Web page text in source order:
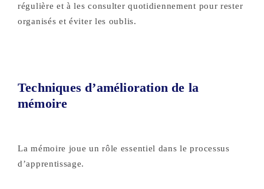
régulière et à les consulter quotidiennement pour rester
organisés et éviter les oublis.
Techniques d’amélioration de la
mémoire
La mémoire joue un rôle essentiel dans le processus
d’apprentissage.